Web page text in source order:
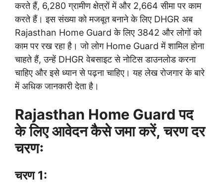
करते हैं, 6,280 ग्रामीण क्षेत्रों में और 2,664 सीमा पर काम
करते हैं। इस संख्या को मजबूत बनाने के लिए DHGR अब
Rajasthan Home Guard के लिए 3842 और लोगों को
काम पर रख रहा है।जो लोग Home Guard में शामिल होना
चाहते हैं, उन्हें DHGR वेबसाइट से नोटिस डाउनलोड करना
चाहिए और इसे ध्यान से पढ़ना चाहिए। यह लेख रोजगार के बारे
में अधिक जानकारी देता है।
Rajasthan Home Guard पद
के लिए आवेदन कैसे जमा करें, चरण दर
चरणः
चरण 1: